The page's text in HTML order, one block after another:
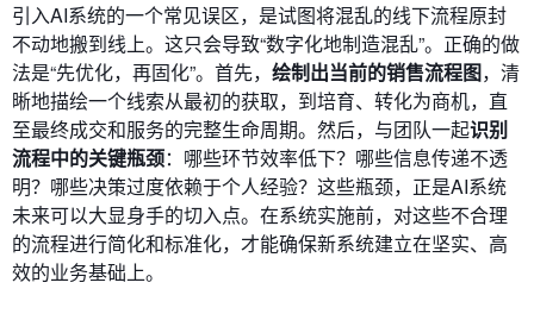
引入AI系统的一个常见误区，是试图将混乱的线下流程原封
不动地搬到线上。这只会导致“数字化地制造混乱”。正确的做
法是“先优化，再固化”。首先， 绘制出当前的销售流程图，清
晰地描绘一个线索从最初的获取，到培育、转化为商机，直
至最终成交和服务的完整生命周期。然后，与团队一起识别
流程中的关键瓶颈：哪些环节效率低下？哪些信息传递不透
明？哪些决策过度依赖于个人经验？这些瓶颈，正是AI系统
未来可以大显身手的切入点。在系统实施前，对这些不合理
的流程进行简化和标准化，才能确保新系统建立在坚实、高
效的业务基础上。